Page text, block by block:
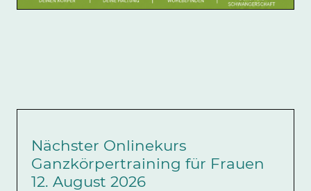
Nächster Onlinekurs
Ganzkörpertraining für Frauen
12. August 2026